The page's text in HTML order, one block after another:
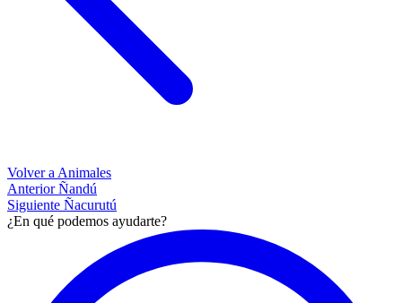
Volver a Animales
Anterior Ñandú
Siguiente Ñacurutú
¿En qué podemos ayudarte?